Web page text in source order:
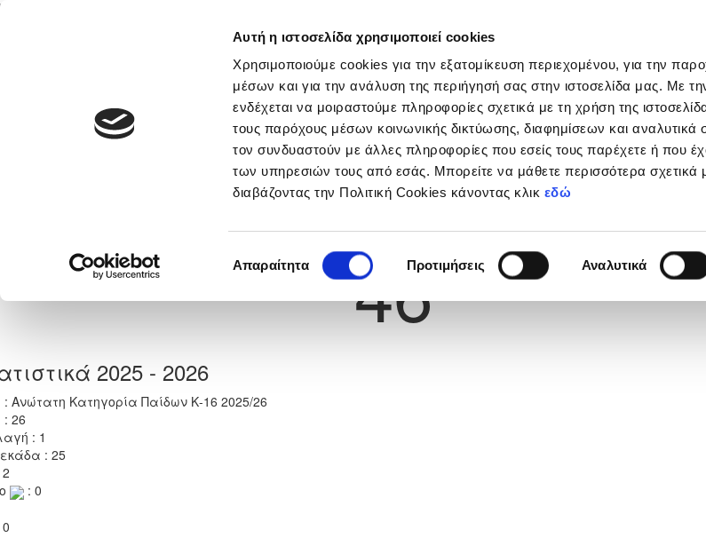
Αυτή η ιστοσελίδα χρησιμοποιεί cookies
Χρησιμοποιούμε cookies για την εξατομίκευση περιεχομένου, για την
μέσων και για την ανάλυση της περιήγησή σας στην ιστοσελίδα μας. Με
ενδέχεται να μοιραστούμε πληροφορίες σχετικά με τη χρήση της
τους παρόχους μέσων κοινωνικής δικτύωσης, διαφημίσεων και αναλυτικά
τον συνδυαστούν με άλλες πληροφορίες που εσείς τους παρέχετε ή που
των υπηρεσιών τους από εσάς. Μπορείτε να μάθετε περισσότερα
διαβάζοντας την Πολιτική Cookies κάνοντας κλικ εδώ
συγκατάθεσης
Απαραίτητα Προτιμήσεις Αναλυτικά
Νέα & Πληροφορίες Εθνικές Ομάδες Διοργανώσεις
Previous
ΠΑΡΙΣ ΠΥΡΙΛΛΗΣ
Νούμερο Φανέλας
46
2025 - 2026
: Ανώτατη Κατηγορία Παίδων Κ-16 2025/26
26
: 1
: 25
: 0